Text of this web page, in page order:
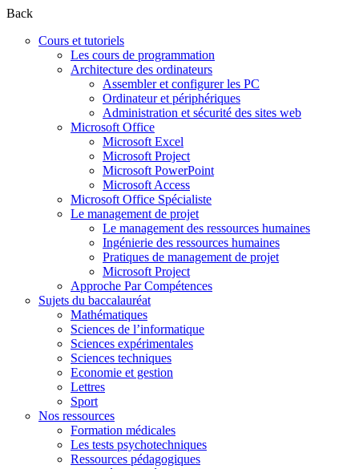
Back
Cours et tutoriels
Les cours de programmation
Architecture des ordinateurs
Assembler et configurer les PC
Ordinateur et périphériques
Administration et sécurité des sites web
Microsoft Office
Microsoft Excel
Microsoft Project
Microsoft PowerPoint
Microsoft Access
Microsoft Office Spécialiste
Le management de projet
Le management des ressources humaines
Ingénierie des ressources humaines
Pratiques de management de projet
Microsoft Project
Approche Par Compétences
Sujets du baccalauréat
Mathématiques
Sciences de l’informatique
Sciences expérimentales
Sciences techniques
Economie et gestion
Lettres
Sport
Nos ressources
Formation médicales
Les tests psychotechniques
Ressources pédagogiques